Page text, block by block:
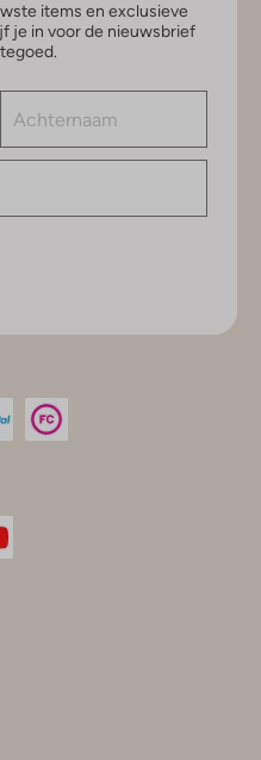
items en exclusieve
je in voor de nieuwsbrief